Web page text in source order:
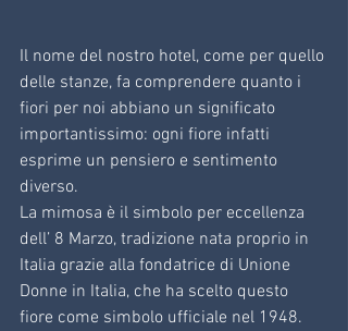
Il nome del nostro hotel, come per quello
delle stanze, fa comprendere quanto i
fiori per noi abbiano un significato
importantissimo: ogni fiore infatti
esprime un pensiero e sentimento
diverso.
La mimosa è il simbolo per eccellenza
dell’ 8 Marzo, tradizione nata proprio in
Italia grazie alla fondatrice di Unione
Donne in Italia, che ha scelto questo
fiore come simbolo ufficiale nel 1948.